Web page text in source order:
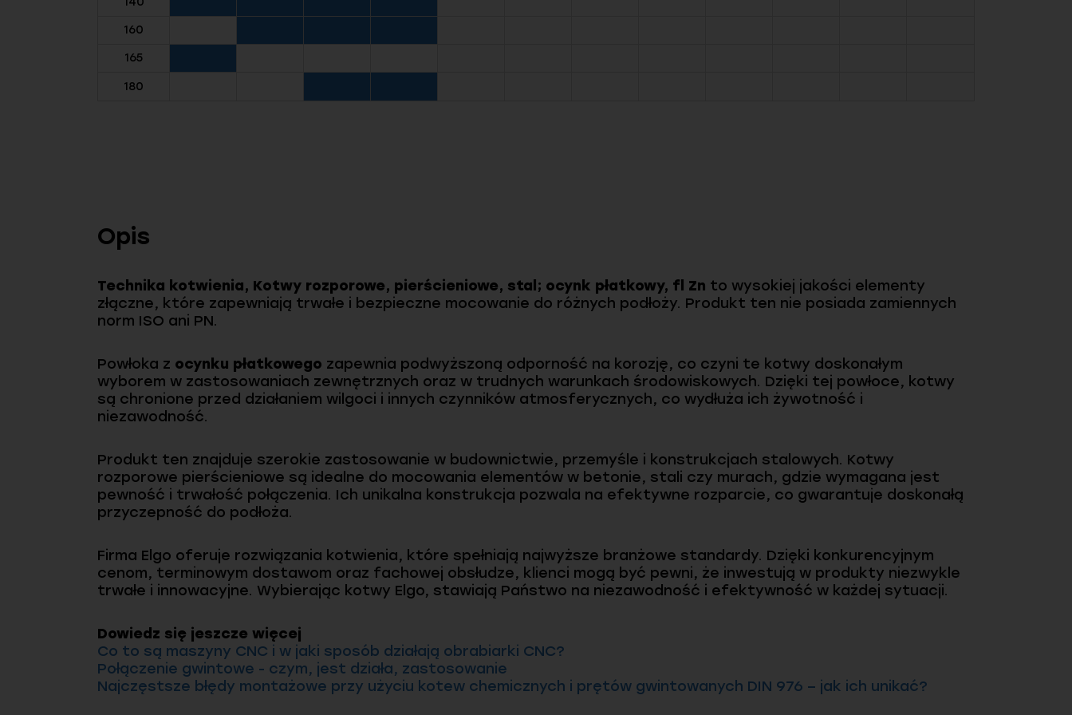
160
165
180
Opis
Technika kotwienia, Kotwy rozporowe, pierścieniowe, stal; ocynk płatkowy, fl Zn to wysokiej jakości elementy
złączne, które zapewniają trwałe i bezpieczne mocowanie do różnych podłoży. Produkt ten nie posiada zamiennych
norm ISO ani PN.
Powłoka z ocynku płatkowego zapewnia podwyższoną odporność na korozję, co czyni te kotwy doskonałym
wyborem w zastosowaniach zewnętrznych oraz w trudnych warunkach środowiskowych. Dzięki tej powłoce, kotwy
są chronione przed działaniem wilgoci i innych czynników atmosferycznych, co wydłuża ich żywotność i
niezawodność.
Produkt ten znajduje szerokie zastosowanie w budownictwie, przemyśle i konstrukcjach stalowych. Kotwy
rozporowe pierścieniowe są idealne do mocowania elementów w betonie, stali czy murach, gdzie wymagana jest
pewność i trwałość połączenia. Ich unikalna konstrukcja pozwala na efektywne rozparcie, co gwarantuje doskonałą
przyczepność do podłoża.
Firma Elgo oferuje rozwiązania kotwienia, które spełniają najwyższe branżowe standardy. Dzięki konkurencyjnym
cenom, terminowym dostawom oraz fachowej obsłudze, klienci mogą być pewni, że inwestują w produkty niezwykle
trwałe i innowacyjne. Wybierając kotwy Elgo, stawiają Państwo na niezawodność i efektywność w każdej sytuacji.
Dowiedz się jeszcze więcej
Co to są maszyny CNC i w jaki sposób działają obrabiarki CNC?
Połączenie gwintowe - czym, jest działa, zastosowanie
Najczęstsze błędy montażowe przy użyciu kotew chemicznych i prętów gwintowanych DIN 976 – jak ich unikać?